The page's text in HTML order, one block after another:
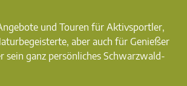
und Touren für Aktivsportler,
aber auch für Genießer
sein ganz persönliches Schwarzwald-